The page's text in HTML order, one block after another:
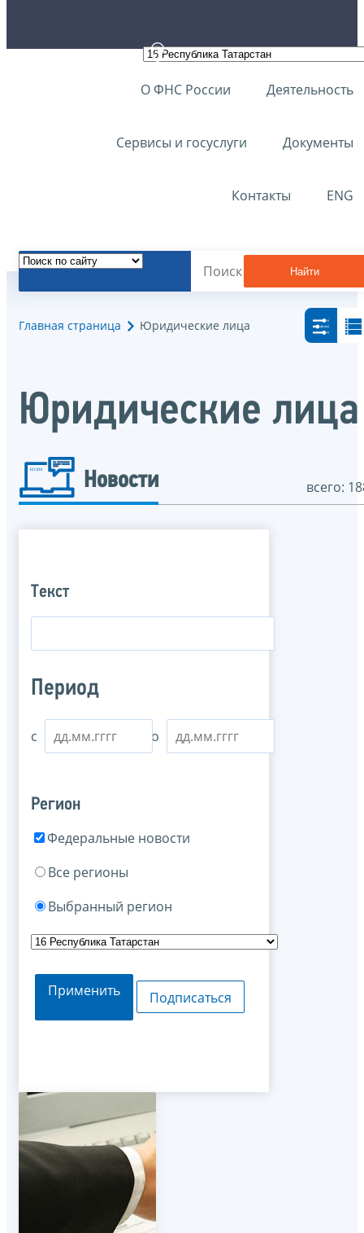
О ФНС России Деятельность
Сервисы и госуслуги Документы
Контакты ENG
Найти
Главная страница Юридические лица
Юридические лица
Новости всего:
Текст
Период
с по
Регион
Федеральные новости
Все регионы
Выбранный регион
Применить Подписаться